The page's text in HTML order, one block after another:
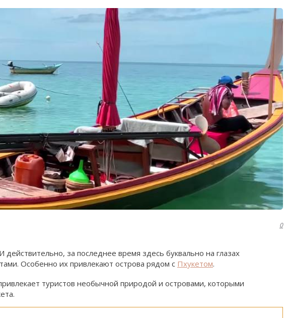
0
за последнее время здесь буквально на глазах
Особенно их привлекают острова рядом с Пхукетом.
туристов необычной природой и островами, которыми